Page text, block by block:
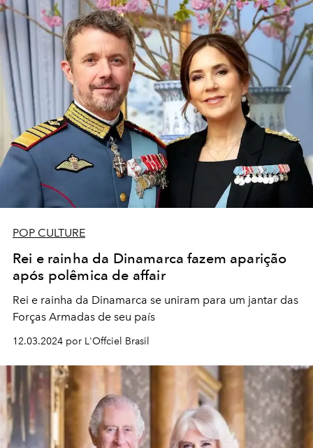
POP CULTURE
Rei e rainha da Dinamarca fazem aparição
após polêmica de affair
Rei e rainha da Dinamarca se uniram para um jantar das
Forças Armadas de seu país
12.03.2024 por L'Offciel Brasil